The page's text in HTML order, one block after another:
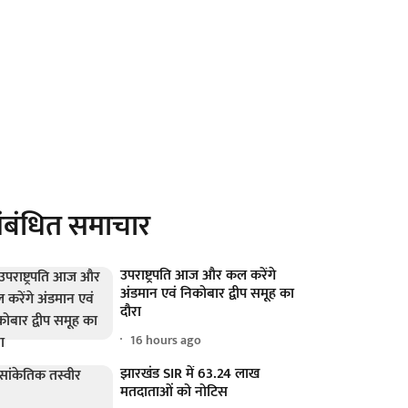
समाचार
उपराष्ट्रपति आज और कल करेंगे
अंडमान एवं निकोबार द्वीप समूह का
दौरा
16 hours ago
झारखंड SIR में 63.24 लाख
मतदाताओं को नोटिस